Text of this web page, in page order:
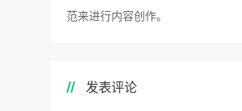
范来进行内容创作。
发表评论